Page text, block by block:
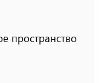
пространство